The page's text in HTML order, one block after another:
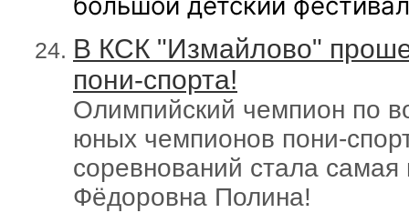
В КСК "Измайлово"
пони-спорта!
Олимпийский чемпион по
юных чемпионов пони-
соревнований стала
Фёдоровна Полина!